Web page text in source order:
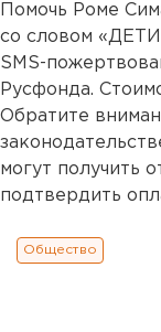
Помочь Роме
со словом
SMS-
Русфонда.
Обратите
могут получить
подтвердить
Общество